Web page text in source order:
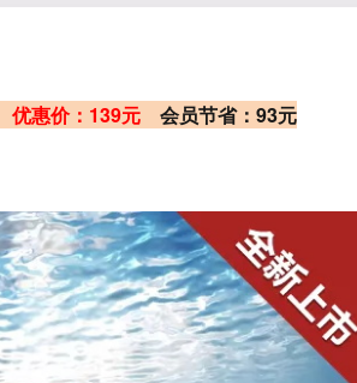
优惠价：139元 会员节省：93元